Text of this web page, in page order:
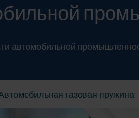
автомобильной
газовая пружина